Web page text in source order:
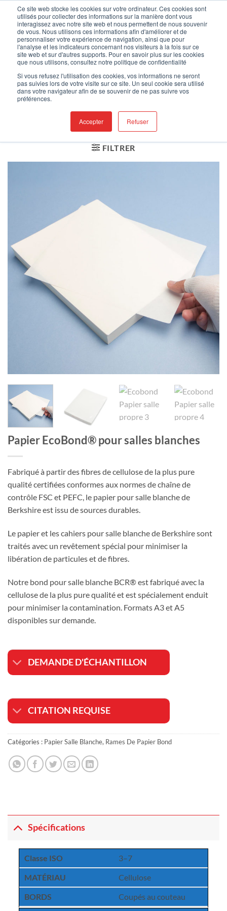
Ce site web stocke les cookies sur votre ordinateur. Ces cookies sont
utilisés pour collecter des informations sur la manière dont vous
interagissez avec notre site web et nous permettent de nous souvenir
de vous. Nous utilisons ces informations afin d'améliorer et de
personnaliser votre expérience de navigation, ainsi que pour
l'analyse et les indicateurs concernant nos visiteurs à la fois sur ce
site web et sur d'autres supports. Pour en savoir plus sur les cookies
que nous utilisons, consultez notre politique de confidentialité
Si vous refusez l'utilisation des cookies, vos informations ne seront
pas suivies lors de votre visite sur ce site. Un seul cookie sera utilisé
dans votre navigateur afin de se souvenir de ne pas suivre vos
préférences.
Accepter Refuser
Passer
contenu
Bienvenue sur notre nouveau site !
ACCUEIL / PAPIER SALLE
BLANCHE / RAMES DE
PAPIER BOND
FILTRER
Papier EcoBond® pour salles blanches
Fabriqué à partir des fibres de cellulose de la plus pure
qualité certifiées conformes aux normes de chaîne de
contrôle FSC et PEFC, le papier pour salle blanche de
Berkshire est issu de sources durables.
Le papier et les cahiers pour salle blanche de Berkshire sont
traités avec un revêtement spécial pour minimiser la
libération de particules et de fibres.
Notre bond pour salle blanche BCR® est fabriqué avec la
cellulose de la plus pure qualité et est spécialement enduit
pour minimiser la contamination. Formats A3 et A5
disponibles sur demande.
DEMANDE D'ÉCHANTILLON
CITATION REQUISE
Catégories : Papier Salle Blanche, Rames De Papier Bond
Spécifications
Classe ISO
3–7
MATÉRIAU
Cellulose
BORDS
Coupés au couteau